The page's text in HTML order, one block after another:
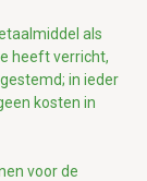
als
heeft verricht,
in ieder
kosten in
voorde